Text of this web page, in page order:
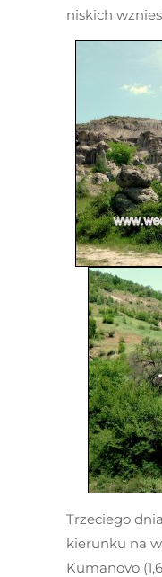
niskich
Trzeciego
kierunku na
Kumanovo